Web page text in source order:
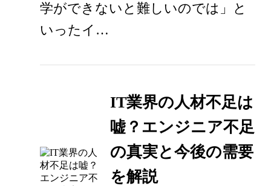
学ができないと難しいのでは」と
いったイ…
IT業界の人材不足は
嘘？エンジニア不足
の真実と今後の需要
を解説